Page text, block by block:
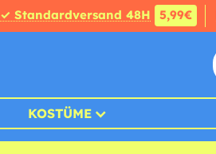
✓ Standardversand 48H 5,99€
KOSTÜME